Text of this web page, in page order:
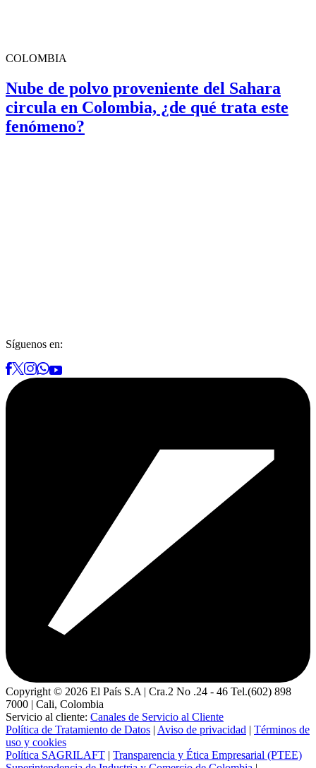
COLOMBIA
Nube de polvo proveniente del Sahara
circula en Colombia, ¿de qué trata este
fenómeno?
Síguenos en:
Copyright © 2026 El País S.A | Cra.2 No .24 - 46 Tel.(602) 898
7000 | Cali, Colombia
Servicio al cliente: Canales de Servicio al Cliente
Política de Tratamiento de Datos | Aviso de privacidad | Términos de
uso y cookies
Política SAGRILAFT | Transparencia y Ética Empresarial (PTEE)